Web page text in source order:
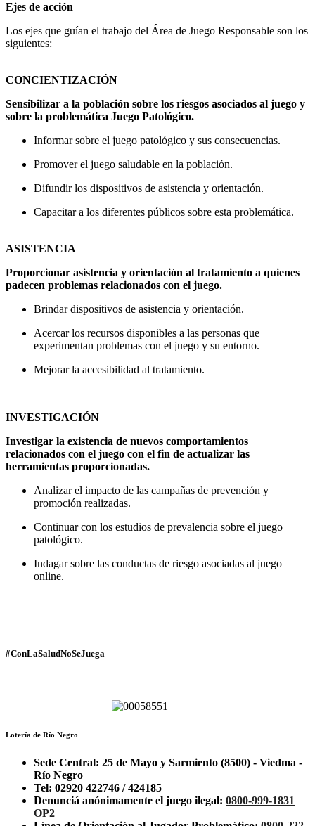
Ejes de acción
Los ejes que guían el trabajo del Área de Juego Responsable son los
siguientes:
CONCIENTIZACIÓN
Sensibilizar a la población sobre los riesgos asociados al juego y
sobre la problemática Juego Patológico.
Informar sobre el juego patológico y sus consecuencias.
Promover el juego saludable en la población.
Difundir los dispositivos de asistencia y orientación.
Capacitar a los diferentes públicos sobre esta problemática.
ASISTENCIA
Proporcionar asistencia y orientación al tratamiento a quienes
padecen problemas relacionados con el juego.
Brindar dispositivos de asistencia y orientación.
Acercar los recursos disponibles a las personas que
experimentan problemas con el juego y su entorno.
Mejorar la accesibilidad al tratamiento.
INVESTIGACIÓN
Investigar la existencia de nuevos comportamientos
relacionados con el juego con el fin de actualizar las
herramientas proporcionadas.
Analizar el impacto de las campañas de prevención y
promoción realizadas.
Continuar con los estudios de prevalencia sobre el juego
patológico.
Indagar sobre las conductas de riesgo asociadas al juego
online.
#ConLaSaludNoSeJuega
Lotería de Río Negro
Sede Central: 25 de Mayo y Sarmiento (8500) - Viedma -
Río Negro
Tel: 02920 422746 / 424185
Denunciá anónimamente el juego ilegal: 0800-999-1831
OP2